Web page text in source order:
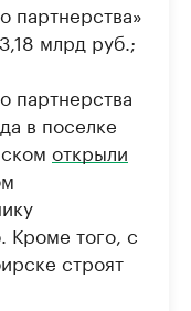
партнерства»
млрд руб.;
партнерства
в поселке
открыли
Кроме того, с
строят